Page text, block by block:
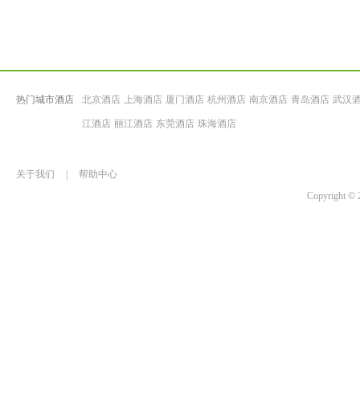
热门城市酒店 北京酒店 上海酒店 厦门酒店 杭州酒店 南京酒店 青岛酒店 武汉
江酒店 丽江酒店 东莞酒店 珠海酒店
关于我们
帮助中心
Copyright ©